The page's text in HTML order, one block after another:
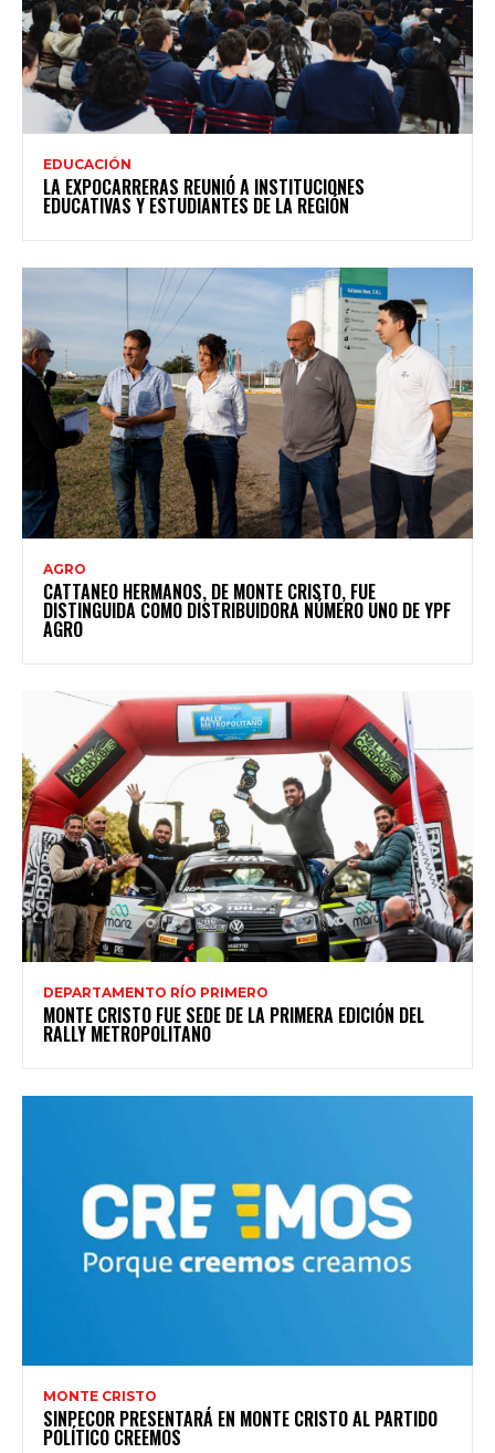
EDUCACIÓN
LA EXPOCARRERAS REUNIÓ A INSTITUCIONES
EDUCATIVAS Y ESTUDIANTES DE LA REGIÓN
AGRO
CATTANEO HERMANOS, DE MONTE CRISTO, FUE
DISTINGUIDA COMO DISTRIBUIDORA NÚMERO UNO DE YPF
AGRO
DEPARTAMENTO RÍO PRIMERO
MONTE CRISTO FUE SEDE DE LA PRIMERA EDICIÓN DEL
RALLY METROPOLITANO
MONTE CRISTO
SINPECOR PRESENTARÁ EN MONTE CRISTO AL PARTIDO
POLÍTICO CREEMOS